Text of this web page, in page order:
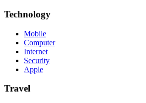
Technology
Mobile
Computer
Internet
Security
Apple
Travel